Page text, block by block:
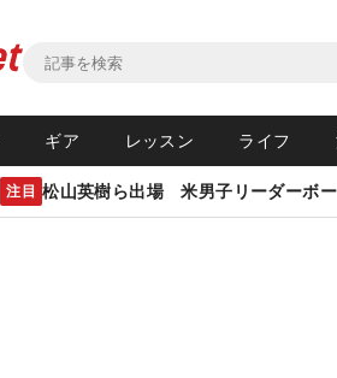
ギア レッスン ライフ
注目 松山英樹ら出場 米男子リーダーボ